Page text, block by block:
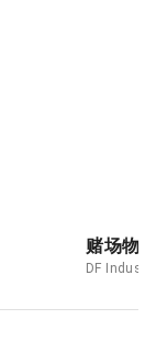
赌场物
DF